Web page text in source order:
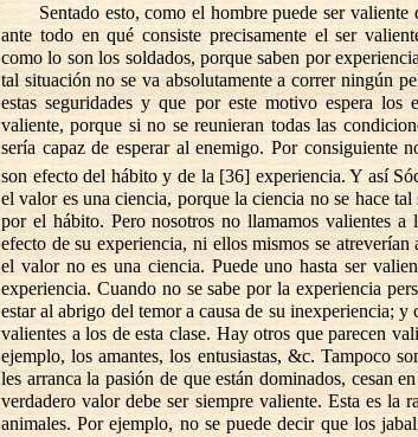
Sentado esto, como el hombre puede ser
ante todo en qué consiste precisamente el ser
como lo son los soldados, porque saben por
tal situación no se va absolutamente a correr ningún
estas seguridades y que por este motivo espera
valiente, porque si no se reunieran todas las
sería capaz de esperar al enemigo. Por consiguiente
son efecto del hábito y de la [36] experiencia. Y así
el valor es una ciencia, porque la ciencia no se hace
por el hábito. Pero nosotros no llamamos valientes
efecto de su experiencia, ni ellos mismos se atreverían
el valor no es una ciencia. Puede uno hasta ser
experiencia. Cuando no se sabe por la experiencia
estar al abrigo del temor a causa de su inexperiencia; y
valientes a los de esta clase. Hay otros que parecen
ejemplo, los amantes, los entusiastas, &c. Tampoco
les arranca la pasión de que están dominados, cesan
verdadero valor debe ser siempre valiente. Esta es la
animales. Por ejemplo, no se puede decir que los